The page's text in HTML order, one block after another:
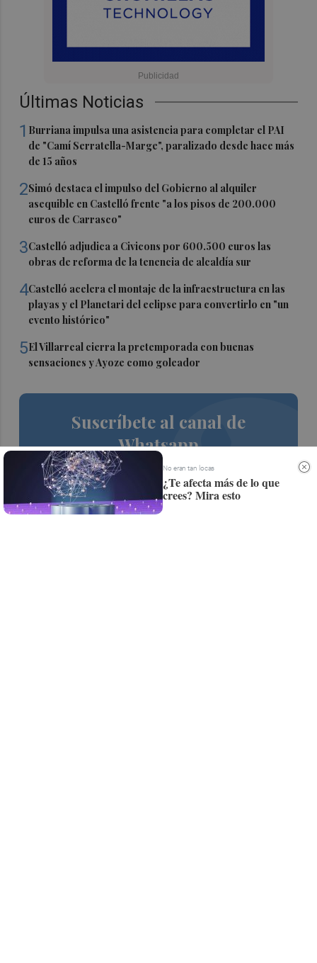
Últimas Noticias
1 Burriana impulsa una asistencia para completar el PAI
de "Camí Serratella-Marge", paralizado desde hace más
de 15 años
2Simó destaca el impulso del Gobierno al alquiler
asequible en Castelló frente "a los pisos de 200.000
euros de Carrasco"
3Castelló adjudica a Civicons por 600.500 euros las
obras de reforma de la tenencia de alcaldía sur
4Castelló acelera el montaje de la infraestructura en las
playas y el Planetari del eclipse para convertirlo en "un
evento histórico"
5El Villarreal cierra la pretemporada con buenas
sensaciones y Ayoze como goleador
Suscríbete al canal de
Whatsapp
Siempre al día de las últimas noticias
¡Quiero suscribirme!
No eran tan locas
¿Te afecta más de lo que
crees? Mira esto